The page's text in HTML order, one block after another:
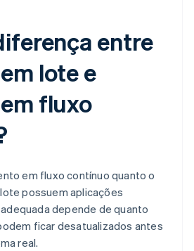
entre
lote e
fluxo
em fluxo contínuo quanto o
possuem aplicações
depende de quanto
ficar desatualizados antes
real.